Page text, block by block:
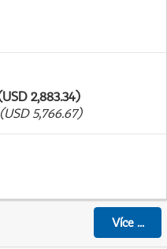
2,883.34)
5,766.67)
Více...